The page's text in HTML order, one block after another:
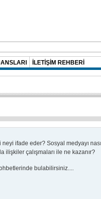
İLETİŞİM REHBERİ
neyi ifade eder? Sosyal medyayı
ilişkiler çalışmaları ile ne kazanır?
bulabilirsiniz....